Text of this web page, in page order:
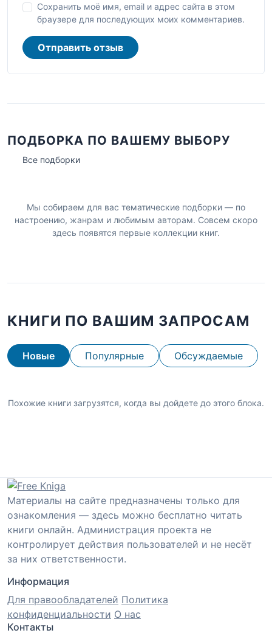
Сохранить моё имя, email и адрес сайта в этом
браузере для последующих моих комментариев.
Отправить отзыв
ПОДБОРКА ПО ВАШЕМУ ВЫБОРУ
Все подборки
Мы собираем для вас тематические подборки — по
настроению, жанрам и любимым авторам. Совсем скоро
здесь появятся первые коллекции книг.
КНИГИ ПО ВАШИМ ЗАПРОСАМ
Новые Популярные Обсуждаемые
Похожие книги загрузятся, когда вы дойдете до этого блока.
Материалы на сайте предназначены только для
ознакомления — здесь можно бесплатно читать
книги онлайн. Администрация проекта не
контролирует действия пользователей и не несёт
за них ответственности.
Информация
Для правообладателей Политика
конфиденциальности О нас
Контакты